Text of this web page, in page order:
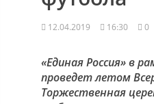
12.04.2019 16:30 0
«Единая Россия» в
проведет летом
Торжественная